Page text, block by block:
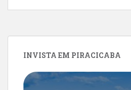
INVISTA EM PIRACICABA